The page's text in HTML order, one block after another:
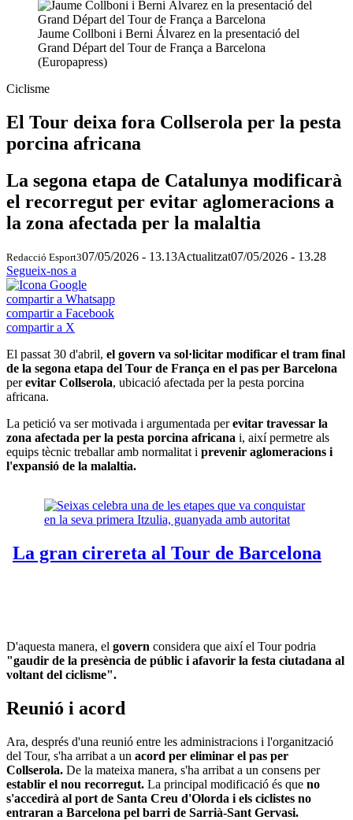
Jaume Collboni i Berni Álvarez en la presentació del
Grand Départ del Tour de França a Barcelona
(Europapress)
Ciclisme
El Tour deixa fora Collserola per la pesta
porcina africana
La segona etapa de Catalunya modificarà
el recorregut per evitar aglomeracions a
la zona afectada per la malaltia
Redacció Esport307/05/2026 - 13.13Actualitzat07/05/2026 - 13.28
Segueix-nos a
compartir a Whatsapp
compartir a Facebook
compartir a X
El passat 30 d'abril, el govern va sol·licitar modificar el tram final
de la segona etapa del Tour de França en el pas per Barcelona
perevitar Collserola, ubicació afectada per la pesta porcina
africana.
La petició va ser motivada i argumentada perevitar travessar la
zona afectada per la pesta porcina africana i, així permetre als
equips tècnic treballar amb normalitat i prevenir aglomeracions i
l'expansió de la malaltia.
D'aquesta manera, el govern considera que així el Tour podria
"gaudir de la presència de públic i afavorir la festa ciutadana al
voltant del ciclisme".
Reunió i acord
Ara, després d'una reunió entre les administracions i l'organització
del Tour, s'ha arribat a un acord per eliminar el pas per
Collserola. De la mateixa manera, s'ha arribat a un consens per
establir el nou recorregut. La principal modificació és que no
s'accedirà al port de Santa Creu d'Olorda i els ciclistes no
entraran a Barcelona pel barri de Sarrià-Sant Gervasi.